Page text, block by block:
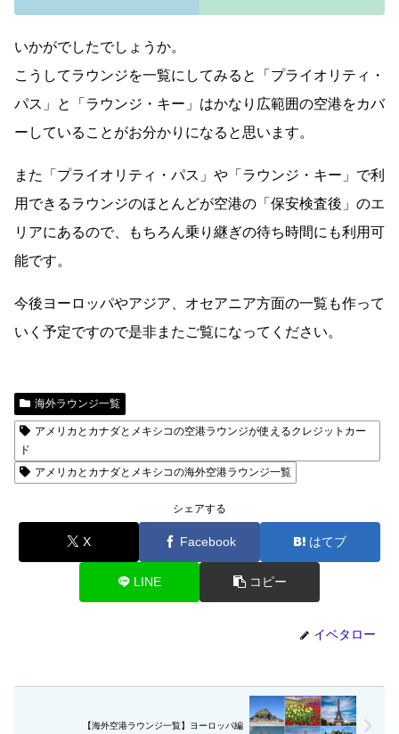
いかがでしたでしょうか。
こうしてラウンジを一覧にしてみると「プライオリティ・
パス」と「ラウンジ・キー」はかなり広範囲の空港をカバ
ーしていることがお分かりになると思います。
また「プライオリティ・パス」や「ラウンジ・キー」で利
用できるラウンジのほとんどが空港の「保安検査後」のエ
リアにあるので、もちろん乗り継ぎの待ち時間にも利用可
能です。
今後ヨーロッパやアジア、オセアニア方面の一覧も作って
いく予定ですので是非またご覧になってください。
海外ラウンジ一覧
アメリカとカナダとメキシコの空港ラウンジが使えるクレジットカー
ド
アメリカとカナダとメキシコの海外空港ラウンジ一覧
シェアする
X Facebook はてブ
LINE コピー
イベタロー
【海外空港ラウンジ一覧】ヨーロッパ編